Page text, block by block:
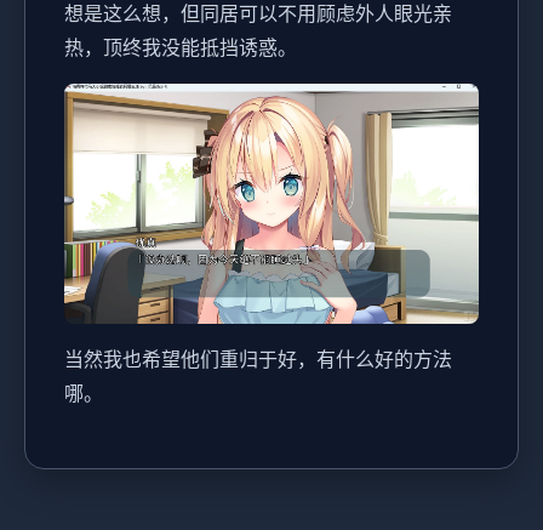
想是这么想，但同居可以不用顾虑外人眼光亲
热，顶终我没能抵挡诱惑。
当然我也希望他们重归于好，有什么好的方法
哪。